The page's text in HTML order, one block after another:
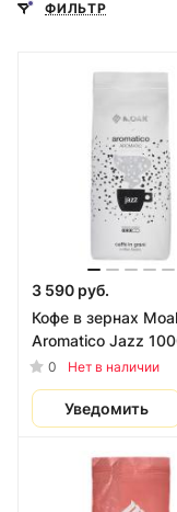
ФИЛЬТР
3 590 руб.
Кофе в зернах
Aromatico Jazz
0 Нет в наличии
Уведомить